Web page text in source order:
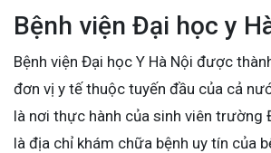
Bệnh viện Đại học y
Bệnh viện Đại học Y Hà Nội được
đơn vị y tế thuộc tuyến đầu của cả
là nơi thực hành của sinh viên trường
là địa chỉ khám chữa bệnh uy tín của